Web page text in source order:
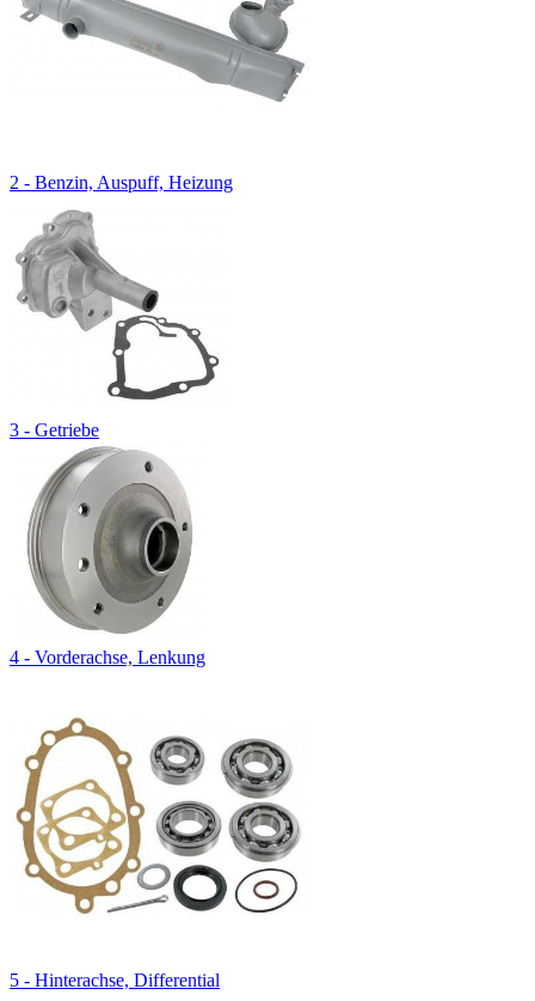
2 - Benzin, Auspuff, Heizung
3 - Getriebe
4 - Vorderachse, Lenkung
5 - Hinterachse, Differential